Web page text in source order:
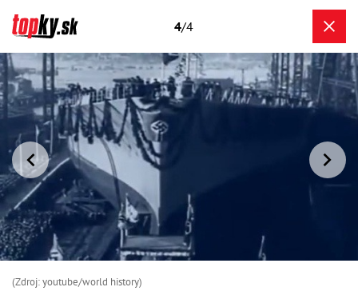
4/4
(Zdroj: youtube/world history)